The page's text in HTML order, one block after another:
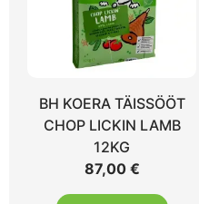
BH KOERA TÄISSÖÖT
CHOP LICKIN LAMB
12KG
87,00 €